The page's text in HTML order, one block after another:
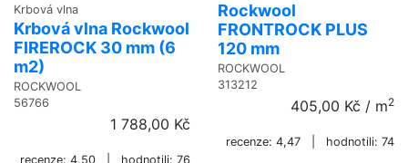
Krbová vlna
Krbová vlna Rockwool
FIREROCK 30 mm (6
m2)
ROCKWOOL
56766
1 788,00 Kč
recenze: 4,50 | hodnotili: 76
Rockwool
FRONTROCK PLUS
120 mm
ROCKWOOL
313212
405,00 Kč / m2
recenze: 4,47 | hodnotili: 74